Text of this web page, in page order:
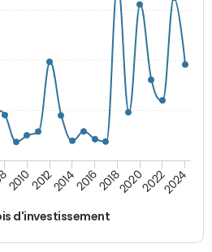
d'investissement
20102012201420162018202020222024